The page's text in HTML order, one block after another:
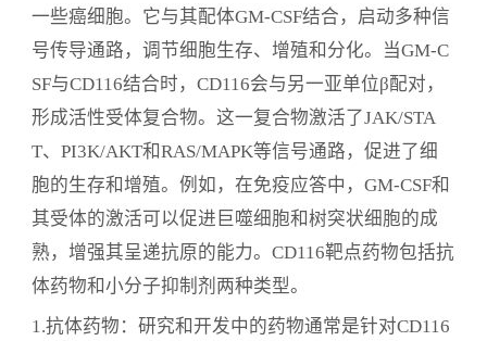
小分子抑制剂也在开发之中，这些药物可能会通过
不同机制抑制GM-CSF信号传导。本报告旨在对
CD116靶点研发进行全面深入的研究，分析包括作用
机制和发展历程、市场规模和空间预测、研发竞争
格局、产业链分析、投融资分析以及发展趋势等内
容，以帮助客户更好地了解CD116的研发现状和未来
一些癌细胞。它与其配体GM-CSF结合，启动多种信
号传导通路，调节细胞生存、增殖和分化。当GM-C
SF与CD116结合时，CD116会与另一亚单位β配对，
形成活性受体复合物。这一复合物激活了JAK/STA
T、PI3K/AKT和RAS/MAPK等信号通路，促进了细
胞的生存和增殖。例如，在免疫应答中，GM-CSF和
其受体的激活可以促进巨噬细胞和树突状细胞的成
熟，增强其呈递抗原的能力。CD116靶点药物包括抗
体药物和小分子抑制剂两种类型。
1.抗体药物：研究和开发中的药物通常是针对CD116